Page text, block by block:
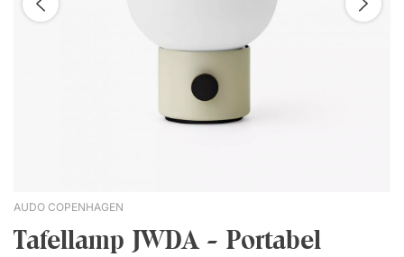
AUDO COPENHAGEN
Tafellamp JWDA - Portabel